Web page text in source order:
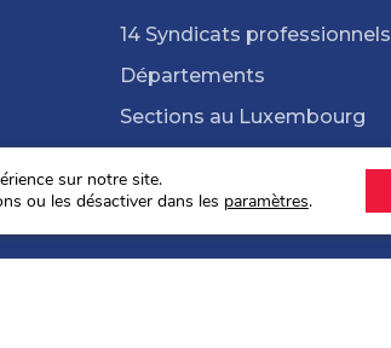
14 Syndicats professionnels
Départements
Sections au Luxembourg
ONG Solidarité Syndicale
sur notre site.
ou les désactiver dans les paramètres.